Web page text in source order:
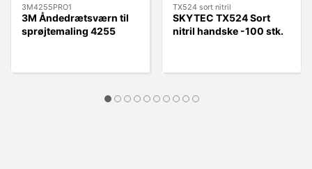
3M4255PRO1
3M Åndedrætsværn til
sprøjtemaling 4255
TX524 sort nitril
SKYTEC TX524 Sort
nitril handske -100 stk.